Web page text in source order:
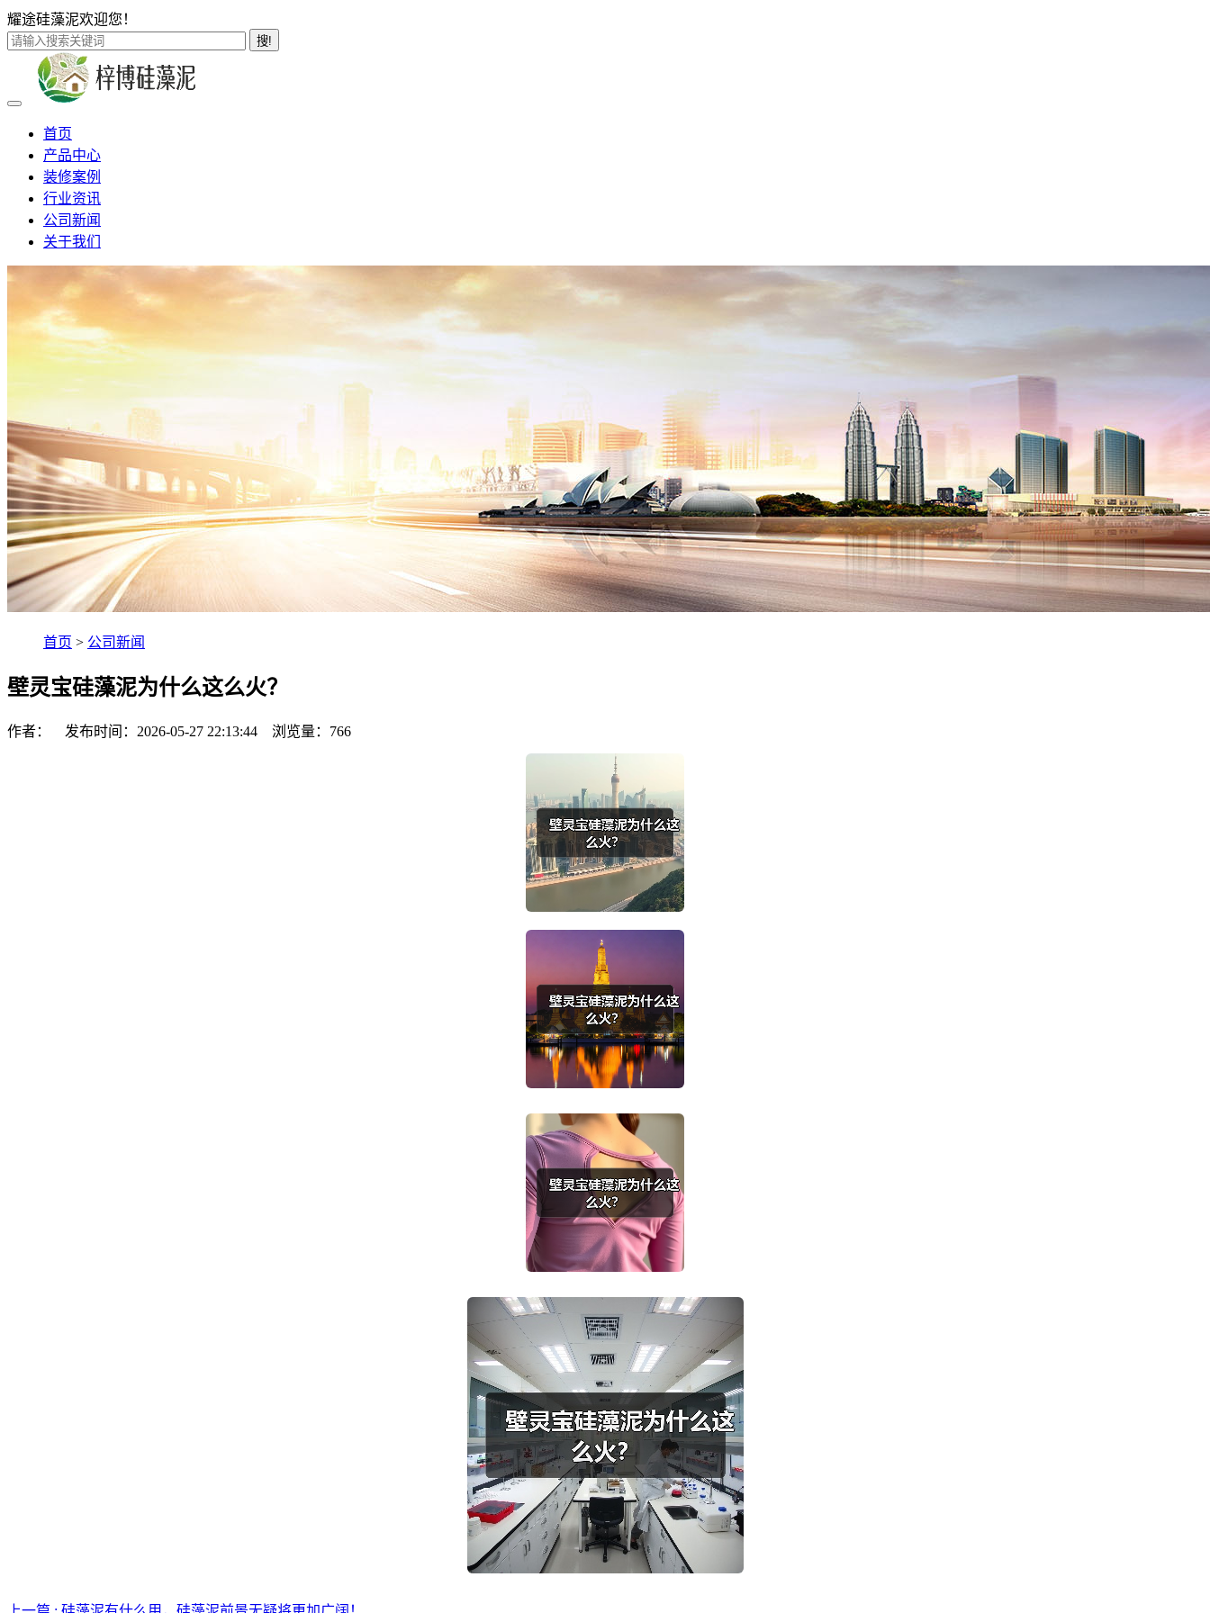
耀途硅藻泥欢迎您！
搜!
首页
产品中心
装修案例
行业资讯
公司新闻
关于我们
首页 > 公司新闻
壁灵宝硅藻泥为什么这么火？
作者： 发布时间：2026-05-27 22:13:44 浏览量： 766